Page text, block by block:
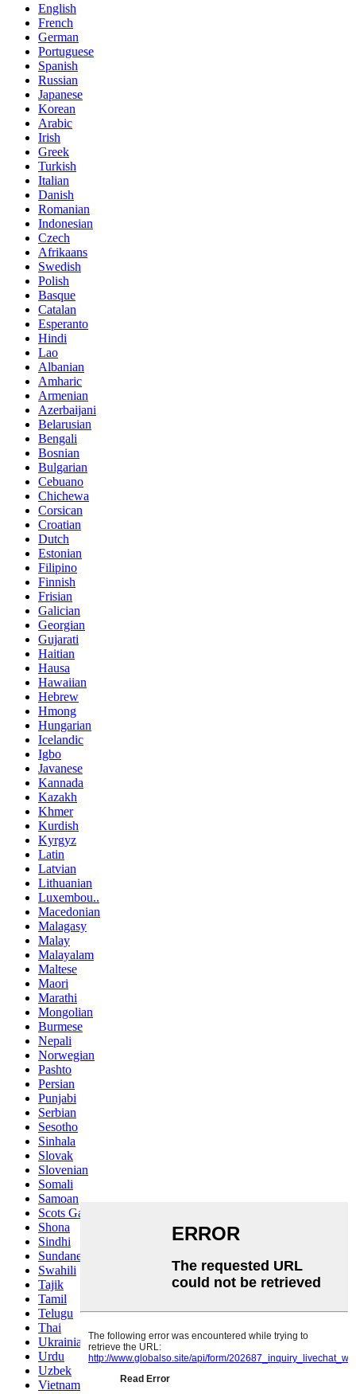
English
French
German
Portuguese
Spanish
Russian
Japanese
Korean
Arabic
Irish
Greek
Turkish
Italian
Danish
Romanian
Indonesian
Czech
Afrikaans
Swedish
Polish
Basque
Catalan
Esperanto
Hindi
Lao
Albanian
Amharic
Armenian
Azerbaijani
Belarusian
Bengali
Bosnian
Bulgarian
Cebuano
Chichewa
Corsican
Croatian
Dutch
Estonian
Filipino
Finnish
Frisian
Galician
Georgian
Gujarati
Haitian
Hausa
Hawaiian
Hebrew
Hmong
Hungarian
Icelandic
Igbo
Javanese
Kannada
Kazakh
Khmer
Kurdish
Kyrgyz
Latin
Latvian
Lithuanian
Luxembou..
Macedonian
Malagasy
Malay
Malayalam
Maltese
Maori
Marathi
Mongolian
Burmese
Nepali
Norwegian
Pashto
Persian
Punjabi
Serbian
Sesotho
Sinhala
Slovak
Slovenian
Somali
Samoan
Scots Gaelic
Shona
Sindhi
Sundanese
Swahili
Tajik
Tamil
Telugu
Thai
Ukrainian
Urdu
Uzbek
Vietnamese